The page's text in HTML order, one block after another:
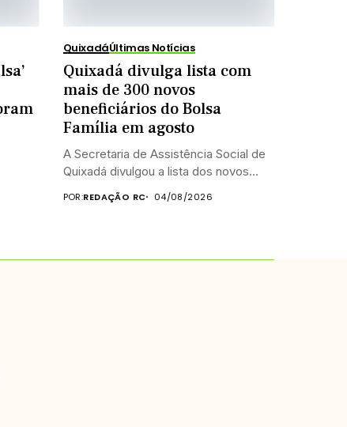
QuixadáÚltimas Notícias
Quixadá divulga lista com
mais de 300 novos
beneficiários do Bolsa
Família em agosto
A Secretaria de Assistência Social de
Quixadá divulgou a lista dos novos...
POR:REDAÇÃO RC 04/08/2026